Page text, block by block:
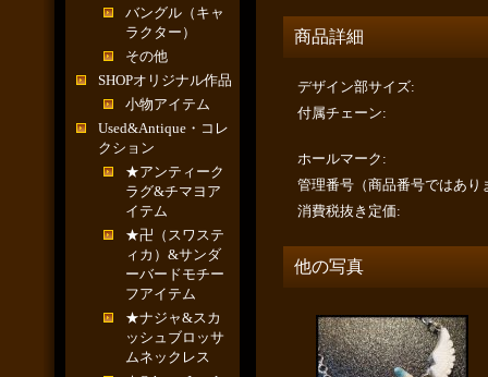
バングル（キャ
ラクター）
その他
SHOPオリジナル作品
小物アイテム
Used&Antique・コレ
クション
★アンティーク
ラグ&チマヨア
イテム
★卍（スワステ
ィカ）&サンダ
ーバードモチー
フアイテム
★ナジャ&スカ
ッシュブロッサ
ムネックレス
商品詳細
デザイン部サイズ:
付属チェーン:
ホールマーク :
管理番号（商品番号ではあり
消費税抜き定価:
他の写真